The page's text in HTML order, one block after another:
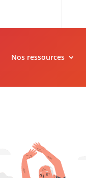
Nos ressources